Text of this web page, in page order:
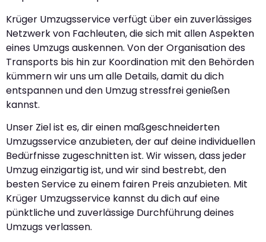
Krüger Umzugsservice verfügt über ein zuverlässiges
Netzwerk von Fachleuten, die sich mit allen Aspekten
eines Umzugs auskennen. Von der Organisation des
Transports bis hin zur Koordination mit den Behörden
kümmern wir uns um alle Details, damit du dich
entspannen und den Umzug stressfrei genießen
kannst.
Unser Ziel ist es, dir einen maßgeschneiderten
Umzugsservice anzubieten, der auf deine individuellen
Bedürfnisse zugeschnitten ist. Wir wissen, dass jeder
Umzug einzigartig ist, und wir sind bestrebt, den
besten Service zu einem fairen Preis anzubieten. Mit
Krüger Umzugsservice kannst du dich auf eine
pünktliche und zuverlässige Durchführung deines
Umzugs verlassen.